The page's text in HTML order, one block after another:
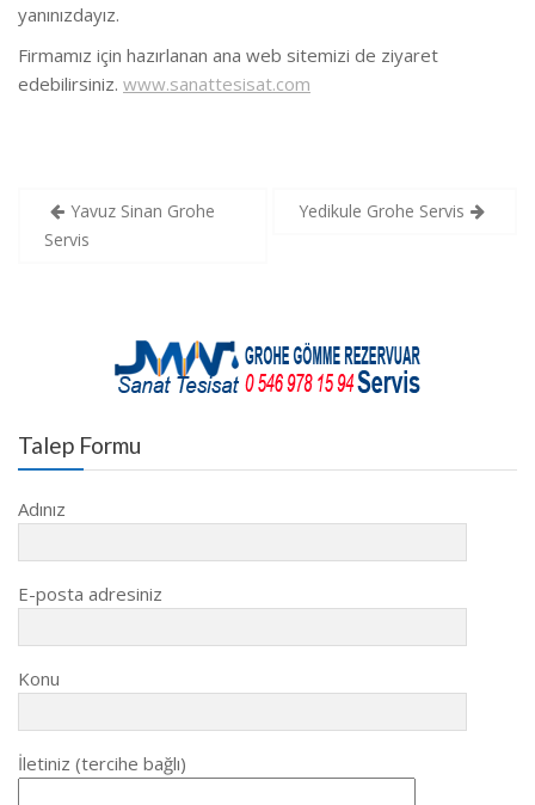
yanınızdayız.
Firmamız için hazırlanan ana web sitemizi de ziyaret
edebilirsiniz. www.sanattesisat.com
Yazı
gezinmesi
Yavuz Sinan Grohe
Servis
Yedikule Grohe Servis
Talep Formu
Adınız
E-posta adresiniz
Konu
İletiniz (tercihe bağlı)